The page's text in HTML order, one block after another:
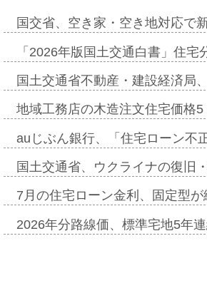
国交省、空き家・空き地対応で
「2026年版国土交通白書」住
国土交通省不動産・建設経済局
地域工務店の木造注文住宅価格
auじぶん銀行、「住宅ローン不
国土交通省、ウクライナの復旧
7月の住宅ローン金利、固定型
2026年分路線価、標準宅地5年